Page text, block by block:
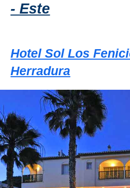
- Este
Hotel Sol Los
Herradura